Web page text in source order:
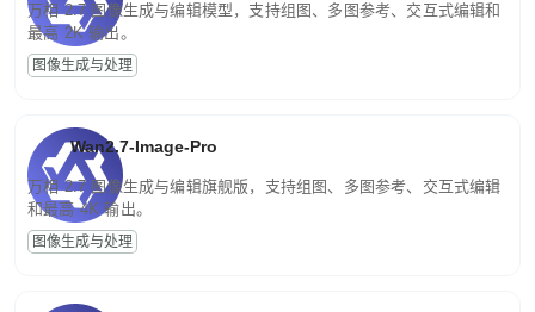
万相 2.7 图像生成与编辑模型，支持组图、多图参考、交互式编辑和
最高 2K 输出。
图像生成与处理
Wan2.7-Image-Pro
万相 2.7 图像生成与编辑旗舰版，支持组图、多图参考、交互式编辑
和最高 4K 输出。
图像生成与处理